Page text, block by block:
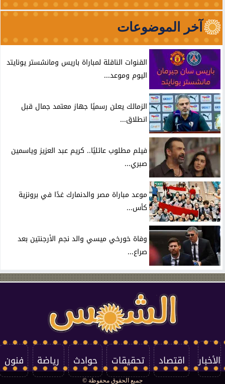
آخر الموضوعات
القنوات الناقلة لمباراة باريس ومانشستر يونايتد
اليوم وموعد...
الزمالك يعلن رسميًا جهاز معتمد جمال قبل
انطلاق...
فيلم مطلوب عائليًا.. كريم عبد العزيز وياسمين
صبري...
موعد مباراة مصر والدنمارك غدًا في برونزية
كأس...
وفاة خورخي ميسي والد نجم الأرجنتين بعد
صراع...
الأخبار اقتصاد تحقيقات حوادث رياضة فنون
جميع الحقوق محفوظة ©